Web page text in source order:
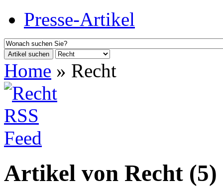
Presse-Artikel
Artikel suchen
Home » Recht
Artikel von Recht (5)